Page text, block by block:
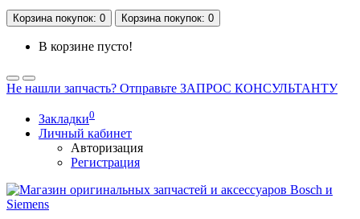
Корзинапокупок: 0 Корзинапокупок: 0
В корзине пусто!
Не нашли запчасть? Отправьте ЗАПРОС КОНСУЛЬТАНТУ
Закладки0
Личный кабинет
Авторизация
Регистрация